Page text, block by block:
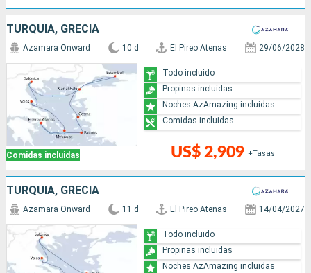
TURQUÍA, GRECIA
Comidas incluidas
Azamara Onward 10 d El Pireo Atenas 29/06/2028
US$ 2,909 +Tasas
Todo incluido
Propinas incluidas
Noches AzAmazing incluidas
Comidas incluidas
TURQUÍA, GRECIA
Azamara Onward 11 d El Pireo Atenas 14/04/2027
Todo incluido
Propinas incluidas
Noches AzAmazing incluidas